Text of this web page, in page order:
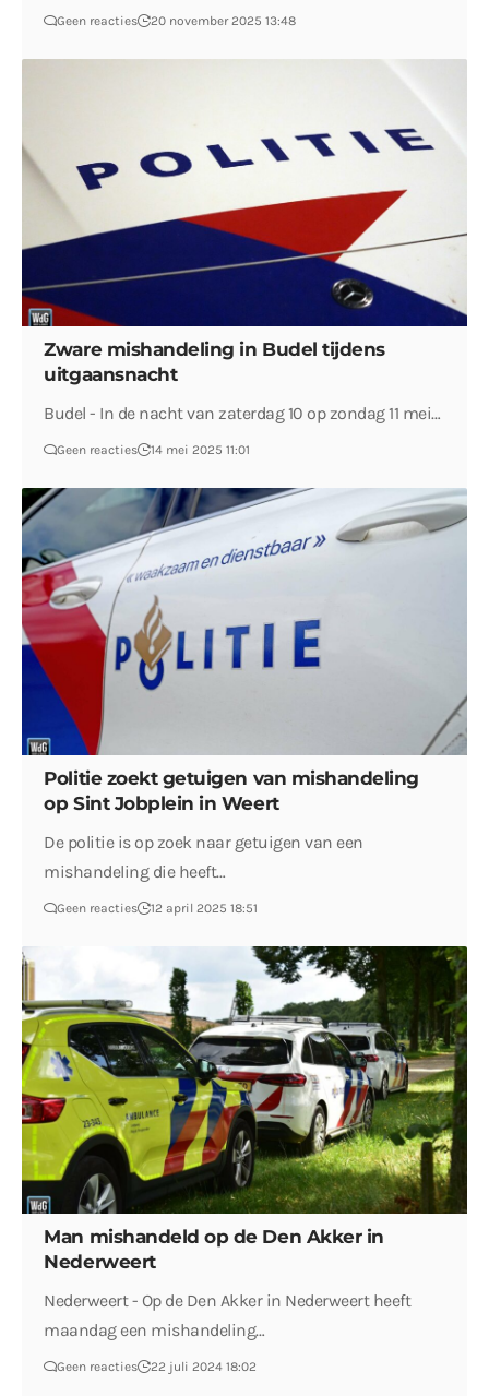
Geen reacties 20 november 2025 13:48
Zware mishandeling in Budel tijdens
uitgaansnacht
Budel - In de nacht van zaterdag 10 op zondag 11 mei…
Geen reacties 14 mei 2025 11:01
Politie zoekt getuigen van mishandeling
op Sint Jobplein in Weert
De politie is op zoek naar getuigen van een
mishandeling die heeft…
Geen reacties 12 april 2025 18:51
Man mishandeld op de Den Akker in
Nederweert
Nederweert - Op de Den Akker in Nederweert heeft
maandag een mishandeling…
Geen reacties 22 juli 2024 18:02